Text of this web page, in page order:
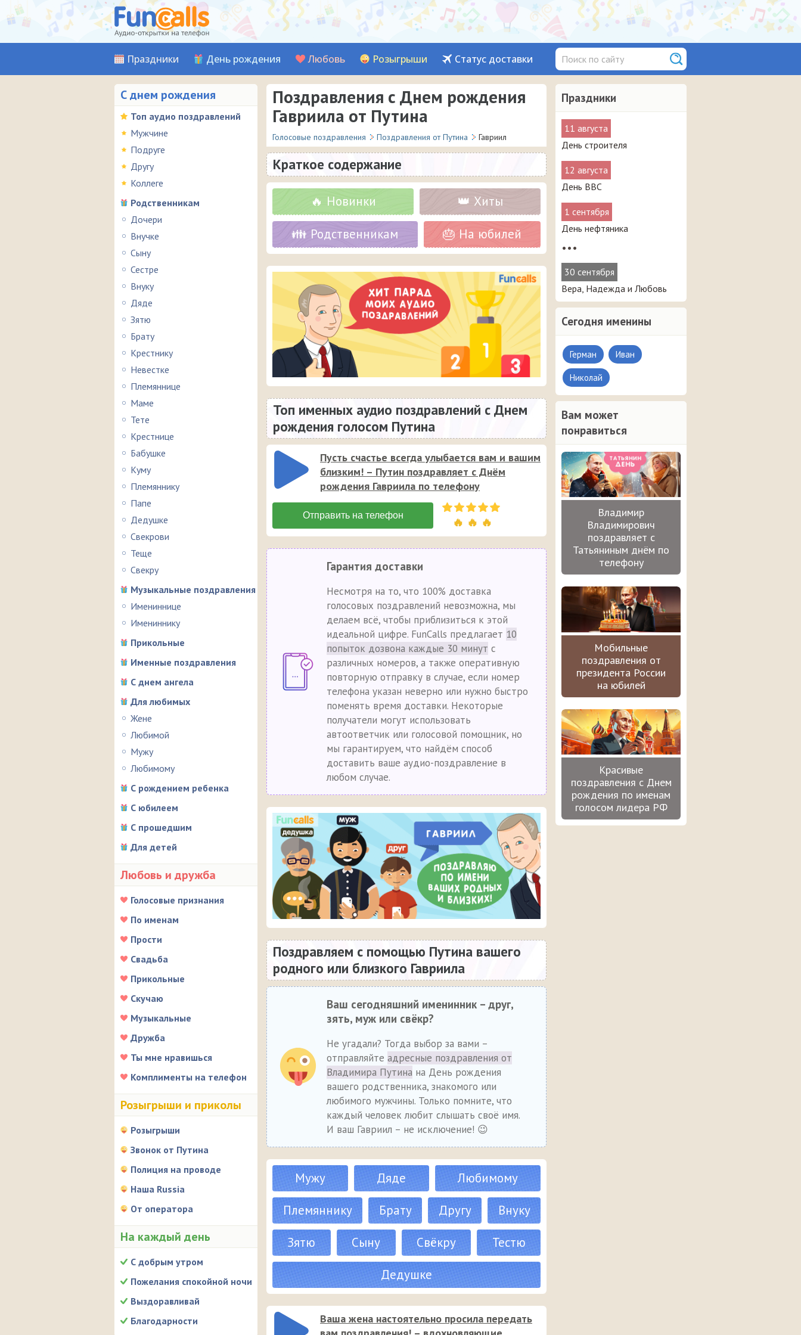
Праздники День рождения Любовь Розыгрыши Статус доставки
С днем рождения
Топ аудио поздравлений
Мужчине
Подруге
Другу
Коллеге
Родственникам
Дочери
Внучке
Сыну
Сестре
Внуку
Дяде
Зятю
Брату
Крестнику
Невестке
Племяннице
Маме
Тете
Крестнице
Бабушке
Куму
Племяннику
Папе
Дедушке
Свекрови
Теще
Свекру
Музыкальные поздравления
Имениннице
Имениннику
Прикольные
Именные поздравления
С днем ангела
Для любимых
Жене
Любимой
Мужу
Любимому
С рождением ребенка
С юбилеем
С прошедшим
Для детей
Любовь и дружба
Голосовые признания
По именам
Прости
Свадьба
Прикольные
Скучаю
Музыкальные
Дружба
Ты мне нравишься
Комплименты на телефон
Розыгрыши и приколы
Розыгрыши
Звонок от Путина
Полиция на проводе
Наша Russia
От оператора
На каждый день
С добрым утром
Пожелания спокойной ночи
Выздоравливай
Благодарности
Праздники
11 августа
День строителя
12 августа
День ВВС
1 сентября
День нефтяника
•••
30 сентября
Вера, Надежда и Любовь
Сегодня именины
Герман Иван
Николай
Вам может
понравиться
Владимир
Владимирович
поздравляет с
Татьяниным днём по
телефону
Мобильные
поздравления от
президента России
на юбилей
Красивые
поздравления с Днем
рождения по именам
голосом лидера РФ
Поздравления с Днем рождения
Гавриила от Путина
Голосовые поздравления Поздравления от Путина Гавриил
Краткое содержание
🔥 Новинки 👑 Хиты
👪 Родственникам 🎂 На юбилей
Топ именных аудио поздравлений с Днем
рождения голосом Путина
Пусть счастье всегда улыбается вам и вашим
близким! – Путин поздравляет с Днём
рождения Гавриила по телефону
🔥 🔥 🔥
Гарантия доставки
Несмотря на то, что 100% доставка
голосовых поздравлений невозможна, мы
делаем всё, чтобы приблизиться к этой
идеальной цифре. FunCalls предлагает 10
попыток дозвона каждые 30 минут с
различных номеров, а также оперативную
повторную отправку в случае, если номер
телефона указан неверно или нужно быстро
поменять время доставки. Некоторые
получатели могут использовать
автоответчик или голосовой помощник, но
мы гарантируем, что найдём способ
доставить ваше аудио-поздравление в
любом случае.
Поздравляем с помощью Путина вашего
родного или близкого Гавриила
Ваш сегодняшний именинник – друг,
зять, муж или свёкр?
Не угадали? Тогда выбор за вами –
отправляйте адресные поздравления от
Владимира Путина на День рождения
вашего родственника, знакомого или
любимого мужчины. Только помните, что
каждый человек любит слышать своё имя.
И ваш Гавриил – не исключение! 😉
Мужу Дяде
Любимому
Племяннику
Брату Другу
Внуку
Зятю
Сыну Свёкру
Тестю
Дедушке
Ваша жена настоятельно просила передать